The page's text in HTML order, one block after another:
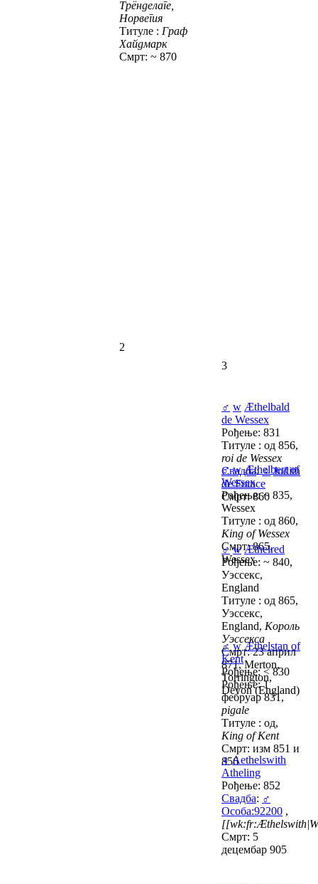
Трёнделаге,
Норвегия
Титуле : Граф
Хайдмарк
Смрт: ~ 870
2
3
♂ w Æthelbald
de Wessex
Рођење: 831
Титуле : од 856,
roi de Wessex
Свадба:♀ Judith
de France
Смрт: 860
♂ w Æthelbert of
Wessex
Рођење: ~ 835,
Wessex
Титуле : од 860,
King of Wessex
Смрт: 865,
Wessex
♂ w Æthelred
Рођење: ~ 840,
Уэссекс,
England
Титуле : од 865,
Уэссекс,
England, Король
Уэссекса
Смрт: 23 април
871, Merton,
Torrington,
Devon (England)
♂ w Æthelstan of
Kent
Рођење: < 830
Рођење: 1
фебруар 831,
pigale
Титуле : од,
King of Kent
Смрт: изм 851 и
856
♀Aethelswith
Atheling
Рођење: 852
Свадба: ♂
Особа:92200 ,
Смрт: 5
децембар 905